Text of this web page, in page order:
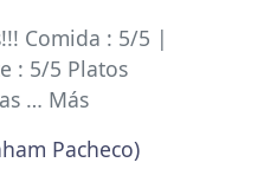
Comida : 5/5 |
: 5/5 Platos
… Más
Pacheco)